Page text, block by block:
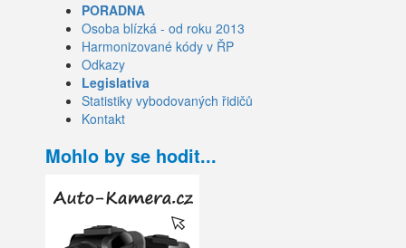
PORADNA
Osoba blízká - od roku 2013
Harmonizované kódy v ŘP
Odkazy
Legislativa
Statistiky vybodovaných řidičů
Kontakt
Mohlo by se hodit...